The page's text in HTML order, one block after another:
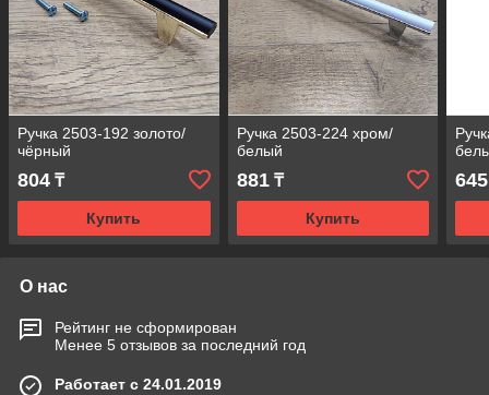
Ручка 2503-192 золото/
чёрный
804 ₸
Купить
Ручка 2503-224 хром/
белый
881₸
Купить
645
О нас
Рейтинг не сформирован
Менее 5 отзывов за последний год
Работает с 24.01.2019